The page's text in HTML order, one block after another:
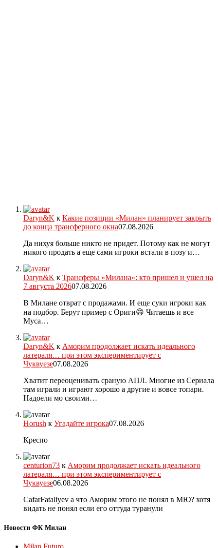
Daryn&K к Какие позиции «Милан» планирует закрыть
до конца трансферного окна07.08.2026
Да нихуя больше никто не придет. Потому как не могут
никого продать а еще сами игроки встали в позу и…
Daryn&K к Трансферы «Милана»: кто пришел и ушел на
7 августа 202607.08.2026
В Милане отврат с продажами. И еще суки игроки как
на подбор. Берут пример с Ориги😄 Читаешь и все
Муса…
Daryn&K к Аморим продолжает искать идеального
латераля… при этом экспериментирует с
Чуквуезе07.08.2026
Хватит переоценивать сраную АПЛ. Многие из Сериала
там играли и играют хорошо а другие и вовсе топари.
Надоели мо своими…
Horush к Угадайте игрока07.08.2026
Креспо
centurion73 к Аморим продолжает искать идеального
латераля… при этом экспериментирует с
Чуквуезе06.08.2026
CafarFataliyev а что Аморим этого не понял в МЮ? хотя
видать не понял если его оттуда туранули
Новости ФК Милан